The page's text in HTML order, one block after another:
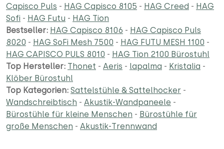
Capisco Puls - HAG Capisco 8105 - HAG Creed - HAG
Sofi - HAG Futu - HAG Tion
Bestseller: HAG Capisco 8106 - HAG Capisco Puls
8020 - HAG SoFi Mesh 7500 - HAG FUTU MESH 1100 -
HAG CAPISCO PULS 8010 - HAG Tion 2100 Bürostuhl
Top Hersteller: Thonet - Aeris - lapalma - Kristalia -
Klöber Bürostuhl
Top Kategorien: Sattelstühle & Sattelhocker -
Wandschreibtisch - Akustik-Wandpaneele -
Bürostühle für kleine Menschen - Bürostühle für
große Menschen - Akustik-Trennwand